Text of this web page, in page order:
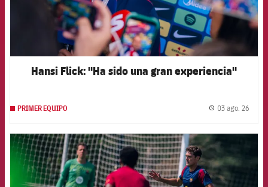
Hansi Flick: "Ha sido una gran experiencia"
PRIMER EQUIPO 03 ago. 26
FCB Barcelona badge